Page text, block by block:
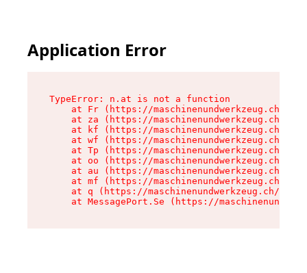
Application Error
TypeError: n.at is not a function
at Fr (https://maschinenundwerkzeug.ch/
at za (https://maschinenundwerkzeug.ch/
at kf (https://maschinenundwerkzeug.ch/
at wf (https://maschinenundwerkzeug.ch/
at Tp (https://maschinenundwerkzeug.ch/
at oo (https://maschinenundwerkzeug.ch/
at au (https://maschinenundwerkzeug.ch/
at mf (https://maschinenundwerkzeug.ch/
at q (https://maschinenundwerkzeug.ch/
at MessagePort.Se (https://